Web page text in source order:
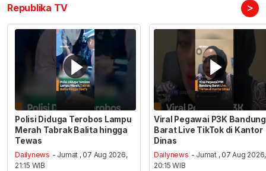
Republika TV >
Polisi Diduga Terobos Lampu
Merah Tabrak Balita hingga
Tewas
Dailynews - Jumat , 07 Aug 2026,
21:15 WIB
Viral Pegawai P3K Bandung
Barat Live TikTok di Kantor
Dinas
Dailynews - Jumat , 07 Aug 2026,
20:15 WIB